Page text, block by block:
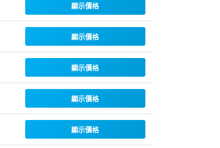
顯示價格
顯示價格
顯示價格
顯示價格
顯示價格